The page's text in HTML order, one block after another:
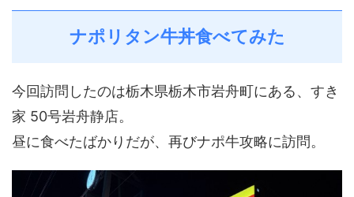
ナポリタン牛丼食べてみた
今回訪問したのは栃木県栃木市岩舟町にある、すき
家 50号岩舟静店。
昼に食べたばかりだが、再びナポ牛攻略に訪問。